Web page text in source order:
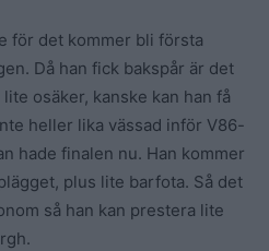
för det kommer bli första
Då han fick bakspår är det
osäker, kanske kan han få
heller lika vässad inför V86-
hade finalen nu. Han kommer
plus lite barfota. Så det
så han kan prestera lite